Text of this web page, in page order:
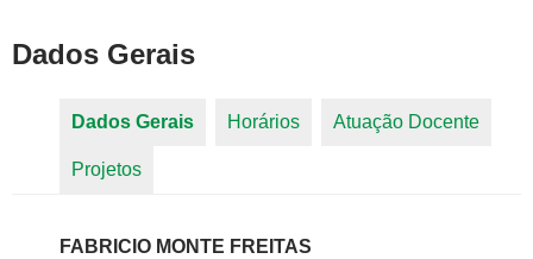
Dados Gerais
Dados Gerais (aba ativa)
Horários Atuação Docente
Projetos
FABRICIO MONTE FREITAS